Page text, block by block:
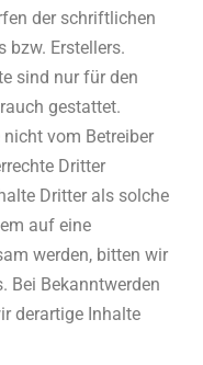
der schriftlichen
bzw. Erstellers.
sind nur für den
gestattet.
vom Betreiber
Dritter
Dritter als solche
auf eine
werden, bitten wir
Bei Bekanntwerden
derartige Inhalte